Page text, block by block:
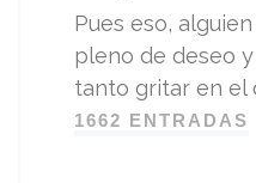
Pues eso,
pleno de deseo
tanto gritar en el
1662 ENTRADAS